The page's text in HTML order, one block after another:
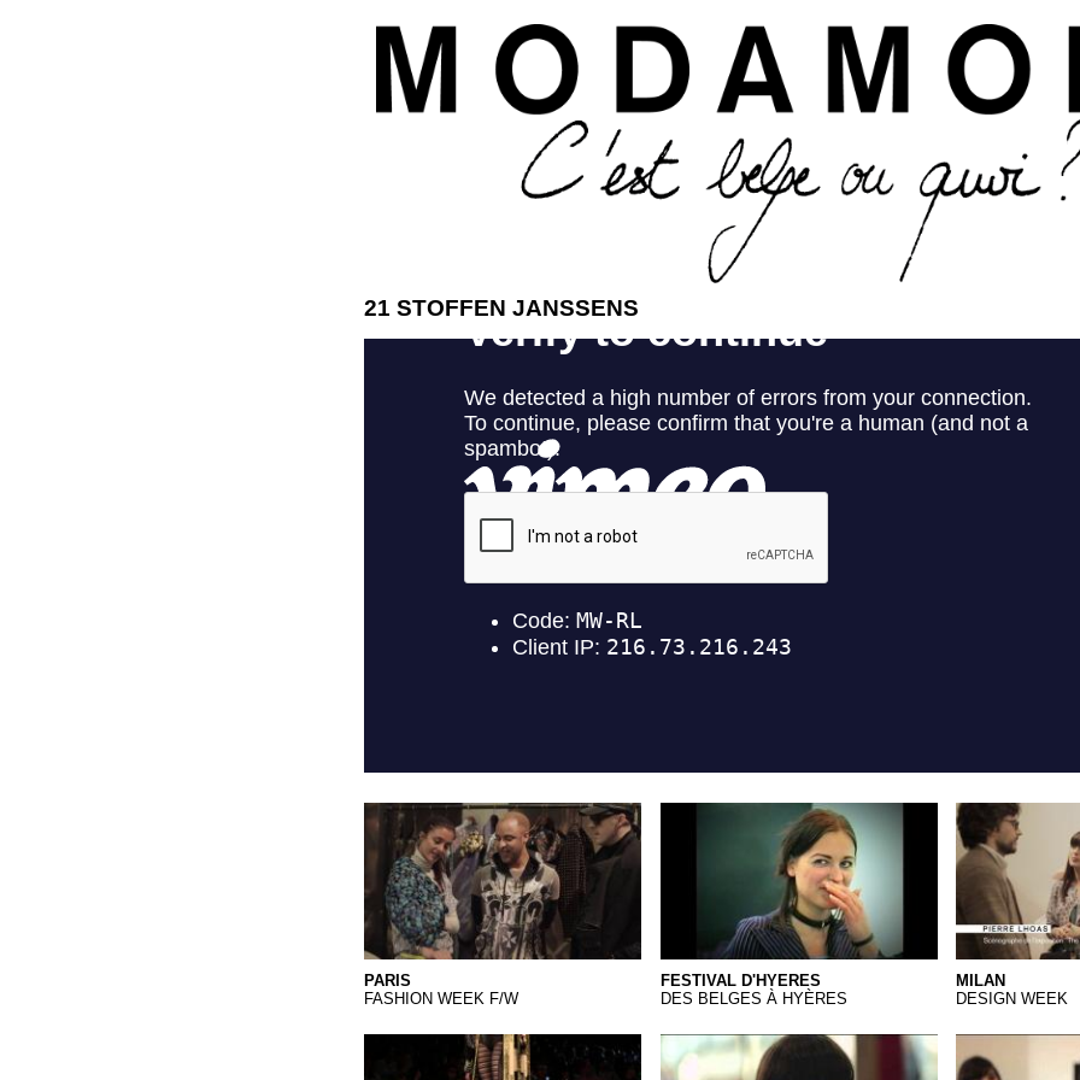
Aller au contenu principal
ModaModa
21 STOFFEN JANSSENS
PARIS MIX TV.Qkt
PARIS
FASHION WEEK F/W
FESTIVAL D'HYERES
DES BELGES À HYÈRES
MILAN
DESIGN WEEK
LA CAMBRE 2013.Qkt FritKot Rose